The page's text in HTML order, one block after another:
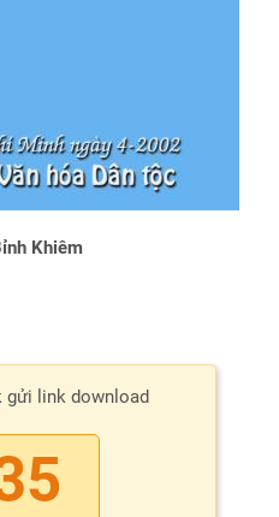
Khiêm
gửi link download